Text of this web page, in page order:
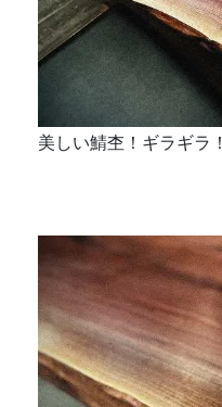
美しい鯖杢！ギラギラ！